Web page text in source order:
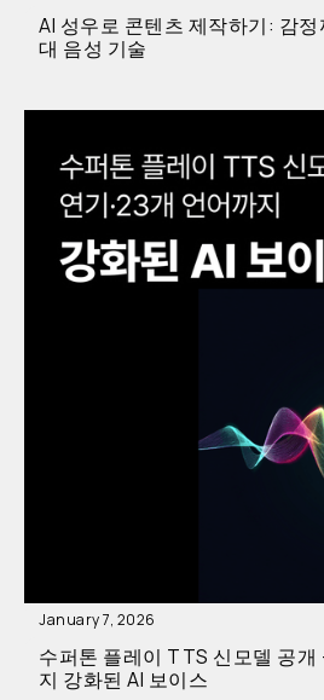
AI 성우로 콘텐츠 제작하기: 감
대 음성 기술
January 7, 2026
수퍼톤 플레이 TTS 신모델 공개
지 강화된 AI 보이스